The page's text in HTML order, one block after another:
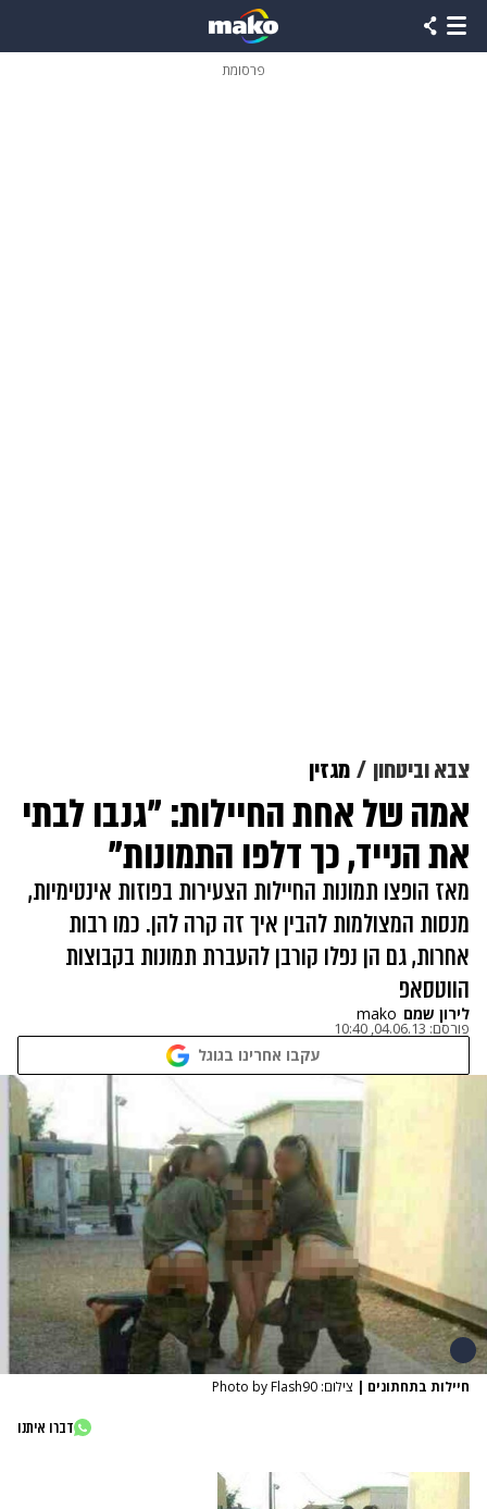
פרסומת
צבא וביטחון מגזין
אמה של אחת החיילות: "גנבו לבתי
את הנייד, כך דלפו התמונות"
מאז הופצו תמונות החיילות הצעירות בפוזות אינטימיות,
מנסות המצולמות להבין איך זה קרה להן. כמו רבות
אחרות, גם הן נפלו קורבן להעברת תמונות בקבוצות
הווטסאפ
לירון שמם mako
פורסם: 04.06.13, 10:40
עקבו אחרינו בגוגל
חיילות בתחתונים | צילום: Photo by Flash90
דברו איתנו